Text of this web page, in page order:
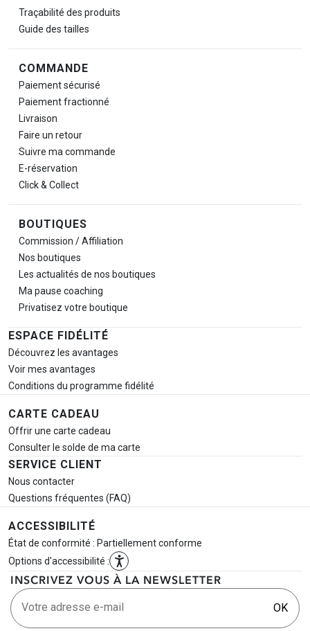
Traçabilité des produits
Guide des tailles
COMMANDE
Paiement sécurisé
Paiement fractionné
Livraison
Faire un retour
Suivre ma commande
E-réservation
Click & Collect
BOUTIQUES
Commission / Affiliation
Nos boutiques
Les actualités de nos boutiques
Ma pause coaching
Privatisez votre boutique
ESPACE FIDÉLITÉ
Découvrez les avantages
Voir mes avantages
Conditions du programme fidélité
CARTE CADEAU
Offrir une carte cadeau
Consulter le solde de ma carte
SERVICE CLIENT
Nous contacter
Questions fréquentes (FAQ)
ACCESSIBILITÉ
État de conformité : Partiellement conforme
Options d'accessibilité :
INSCRIVEZ VOUS À LA NEWSLETTER
Votre adresse e-mail OK